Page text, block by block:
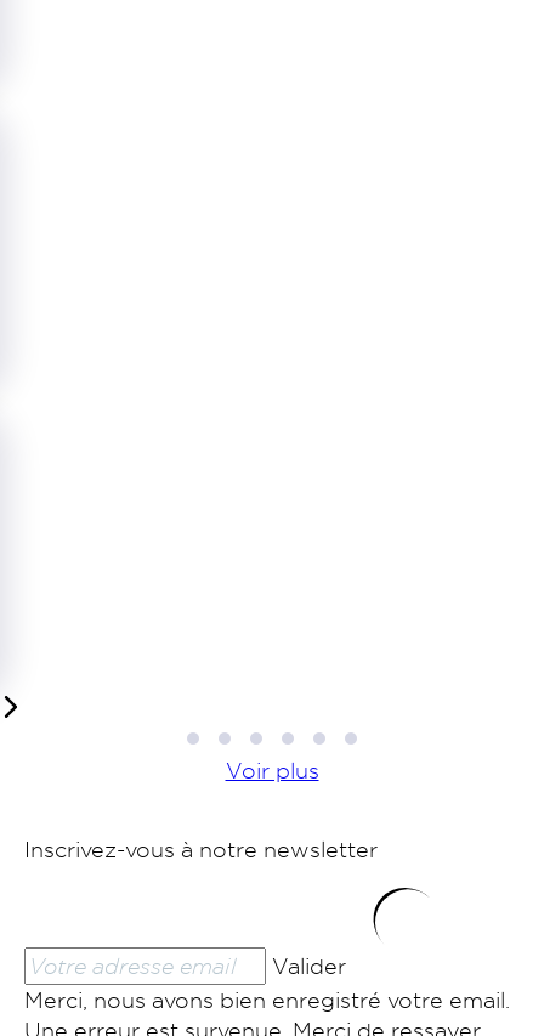
1 2 3 4 5
6
Voir plus
Inscrivez-vous à notre newsletter
Valider
Merci, nous avons bien enregistré votre email.
Une erreur est survenue. Merci de ressayer